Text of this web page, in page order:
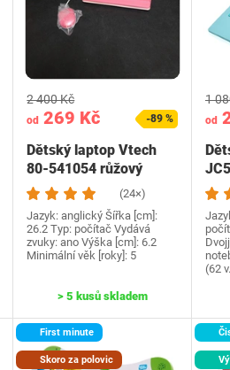
od 269 Kč
2 400 Kč
-89 %
Dětský laptop Vtech
80-541054 růžový
(24×)
Jazyk: anglický Šířka [cm]:
26.2 Typ: počítač Vydává
zvuky: ano Výška [cm]: 6.2
Minimální věk [roky]: 5
> 5 kusů skladem
od
1
(62
First minute
Skoro za polovic